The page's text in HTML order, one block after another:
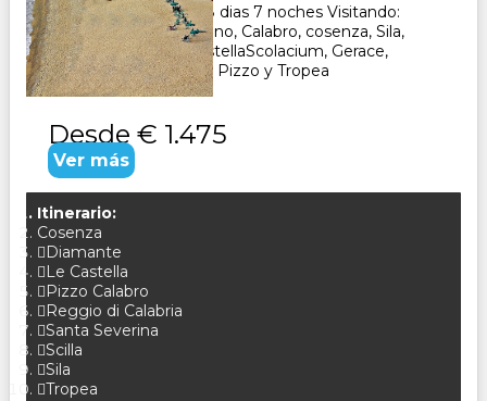
Paquete Turistico de 8 dias 7 noches Visitando:
Diamante, Paola, Morano, Calabro, cosenza, Sila,
Santa Severina, Le CastellaScolacium, Gerace,
Reggio, Calabria, Scilla, Pizzo y Tropea
Desde € 1.475
Ver más
Itinerario:
Cosenza
Diamante
Le Castella
Pizzo Calabro
Reggio di Calabria
Santa Severina
Scilla
Sila
Tropea